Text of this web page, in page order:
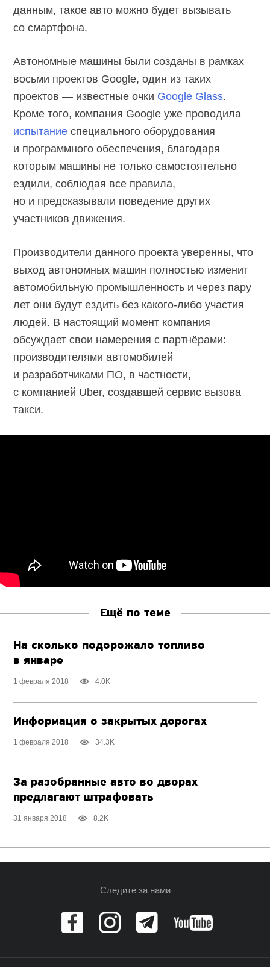
данным, такое авто можно будет вызывать
со смартфона.
Автономные машины были созданы в рамках
восьми проектов Google, один из таких
проектов — известные очки Google Glass.
Кроме того, компания Google уже проводила
испытание специального оборудования
и программного обеспечения, благодаря
которым машины не только самостоятельно
ездили, соблюдая все правила,
но и предсказывали поведение других
участников движения.
Производители данного проекта уверенны, что
выход автономных машин полностью изменит
автомобильную промышленность и через пару
лет они будут ездить без какого-либо участия
людей. В настоящий момент компания
обсуждает свои намерения с партнёрами:
производителями автомобилей
и разработчиками ПО, в частности,
с компанией Uber, создавшей сервис вызова
такси.
Ещё по теме
На сколько подорожало топливо
в январе
1 февраля 2018 4.0K
Информация о закрытых дорогах
1 февраля 2018 34.3K
За разобранные авто во дворах
предлагают штрафовать
31 января 2018 8.2K
Следите за нами